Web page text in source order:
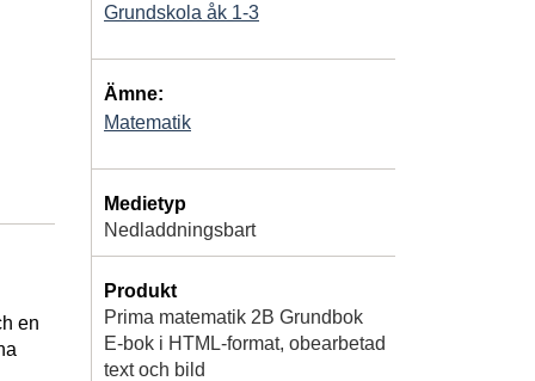
en
Grundskola åk 1-3
Ämne:
Matematik
Medietyp
Nedladdningsbart
Produkt
Prima matematik 2B Grundbok
E-bok i HTML-format, obearbetad
text och bild